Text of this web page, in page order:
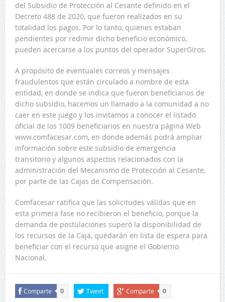
del Subsidio de Protección al Cesante definido en el
Decreto 488 de 2020, que fueron realizados en su
totalidad los pagos. Por lo tanto, quienes estaban
pendientes por redimir dicho beneficio económico,
pueden acercarse a los puntos del operador SuperGiros.
A propósito de eventuales correos y mensajes
fraudulentos que están circulado a nombre de esta
entidad, en donde se indica que fueron beneficiarios de
dicho subsidio, hacemos un llamado a la comunidad a no
caer en este juego y los invitamos a conocer el listado
oficial de los 1009 beneficiarios en nuestra página Web
www.comfacesar.com, en donde además podrá ampliar
información sobre este subsidio de emergencia
transitorio y algunos aspectos relacionados con la
administración del Mecanismo de Protección al Cesante,
por parte de las Cajas de Compensación.
Comfacesar ratifica que las solicitudes válidas que en
esta primera fase no recibieron el beneficio, porque la
demanda de postulaciones superó la disponibilidad de
los recursos de la Caja, quedarán en lista de espera para
beneficiar con el recurso que asigne el Gobierno
Nacional.
Comparte 0 Tweet Comparte 0